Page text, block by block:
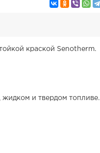
краской Senotherm.
и твердом топливе.